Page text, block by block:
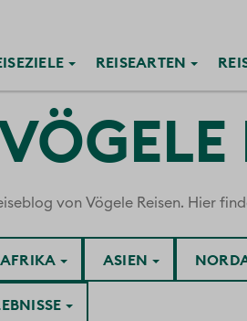
ZIELE REISEARTEN
von Vögele Reisen. Hier
AFRIKA ASIEN